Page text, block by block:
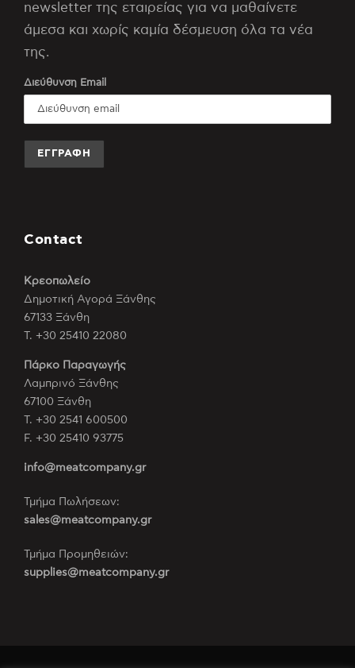
newsletter της εταιρείας για να μαθαίνετε
άμεσα και χωρίς καμία δέσμευση όλα τα νέα
της.
Διεύθυνση Email
Contact
Κρεοπωλείο
Δημοτική Αγορά Ξάνθης
67133 Ξάνθη
Τ. +30 25410 22080
Πάρκο Παραγωγής
Λαμπρινό Ξάνθης
67100 Ξάνθη
Τ. +30 2541 600500
F. +30 25410 93775
info@meatcompany.gr
Τμήμα Πωλήσεων:
sales@meatcompany.gr
Τμήμα Προμηθειών:
supplies@meatcompany.gr